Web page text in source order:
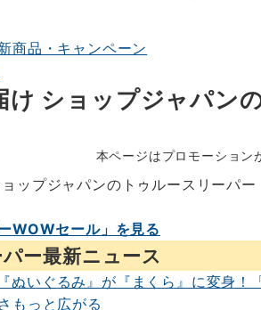
商品・キャンペーン
け ショップジャパン
本ページはプロモーション
WOWセール」を見る
ー最新ニュース